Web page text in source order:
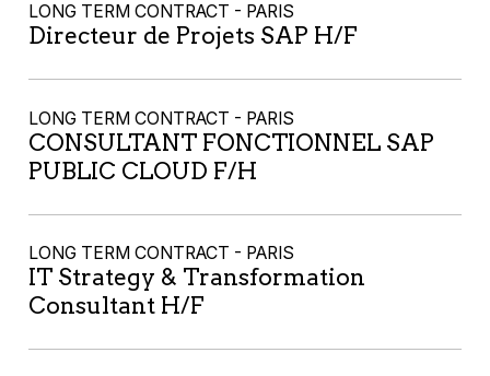
LONG TERM CONTRACT - PARIS
Directeur de Projets SAP H/F
LONG TERM CONTRACT - PARIS
CONSULTANT FONCTIONNEL SAP
PUBLIC CLOUD F/H
LONG TERM CONTRACT - PARIS
IT Strategy & Transformation
Consultant H/F